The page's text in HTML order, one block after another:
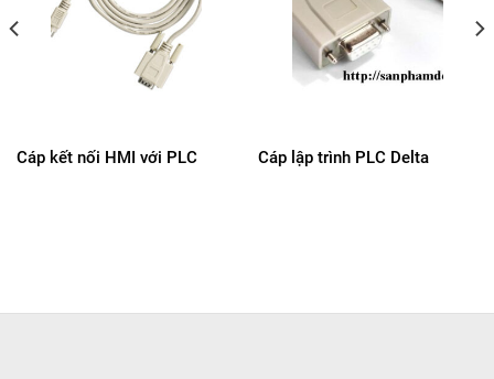
Cáp kết nối HMI với PLC Cáp lập trình PLC Delta